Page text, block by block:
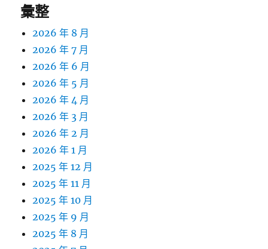
彙整
2026 年 8 月
2026 年 7 月
2026 年 6 月
2026 年 5 月
2026 年 4 月
2026 年 3 月
2026 年 2 月
2026 年 1 月
2025 年 12 月
2025 年 11 月
2025 年 10 月
2025 年 9 月
2025 年 8 月